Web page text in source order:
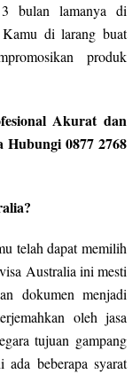
bulan lamanya di
di larang buat
produk
Akurat dan
0877 2768
telah dapat memilih
Australia ini mesti
dokumen menjadi
oleh jasa
tujuan gampang
beberapa syarat